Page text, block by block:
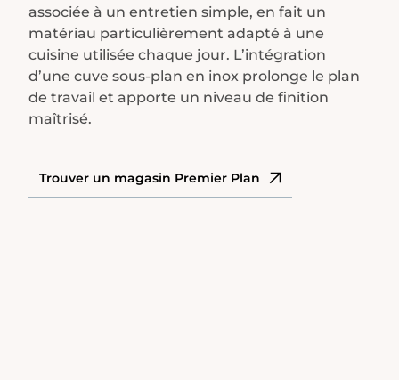
associée à un entretien simple, en fait un
matériau particulièrement adapté à une
cuisine utilisée chaque jour. L’intégration
d’une cuve sous-plan en inox prolonge le plan
de travail et apporte un niveau de finition
maîtrisé.
Trouver un magasin Premier Plan